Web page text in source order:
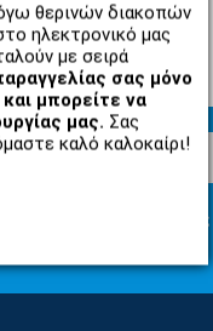
θερινών διακοπών
ηλεκτρονικό μας
με σειρά
σας μόνο
μπορείτε να
μας. Σας
καλό καλοκαίρι!
Συμφωνώ με τους